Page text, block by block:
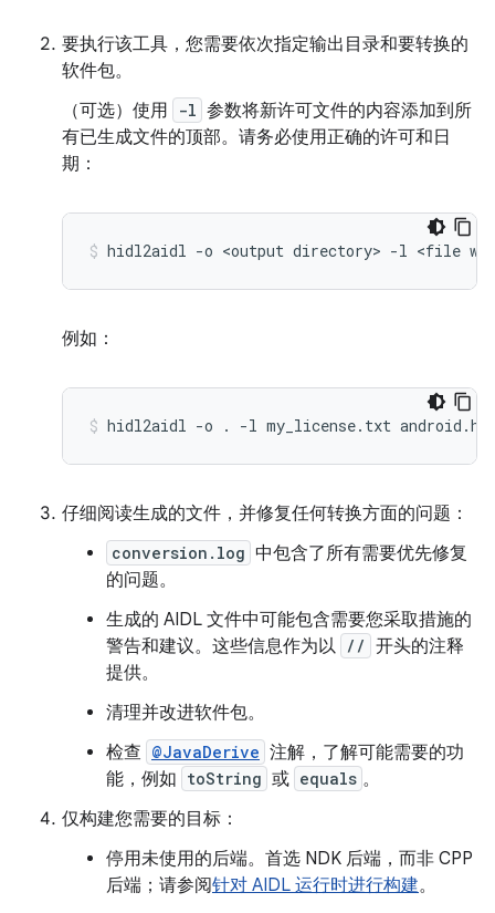
要执行该工具，您需要依次指定输出目录和要转换的
软件包。
（可选）使用
-l 参数将新许可文件的内容添加到所
有已生成文件的顶部。请务必使用正确的许可和日
期：
hidl2aidl -o <output directory> -l <file
例如：
hidl2aidl -o . -l my_license.txt
仔细阅读生成的文件，并修复任何转换方面的问题：
conversion.log 中包含了所有需要优先修复
的问题。
生成的 AIDL 文件中可能包含需要您采取措施的
警告和建议。这些信息作为以 // 开头的注释
提供。
清理并改进软件包。
检查 @JavaDerive 注解，了解可能需要的功
能，例如 toString 或 equals 。
仅构建您需要的目标：
停用未使用的后端。首选 NDK 后端，而非 CPP
后端；请参阅针对 AIDL 运行时进行构建。